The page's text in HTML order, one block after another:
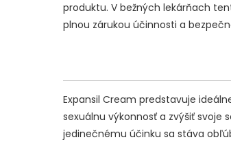
produktu. V bežných lekárňach
plnou zárukou účinnosti a
Expansil Cream predstavuje
sexuálnu výkonnosť a zvýšiť svoje
jedinečnému účinku sa stáva